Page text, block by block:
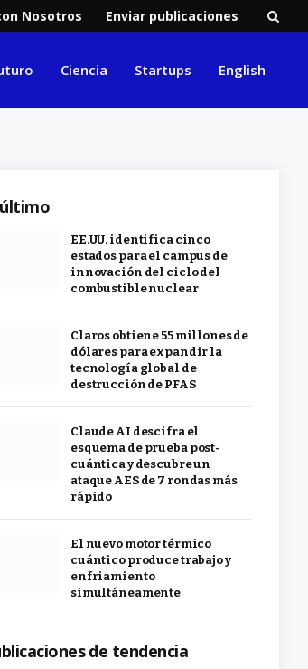
Nosotros Enviar publicaciones
Ciencia Startups English
EE.UU. identifica cinco
estados para el campus de
innovación del ciclo del
combustible nuclear
Claros obtiene 55 millones de
dólares para expandir la
tecnología global de
destrucción de PFAS
Claude AI descifra el
esquema de prueba post-
cuántica y descubre un
ataque AES de 7 rondas más
rápido
El nuevo motor térmico
cuántico produce trabajo y
enfriamiento
simultáneamente
de tendencia